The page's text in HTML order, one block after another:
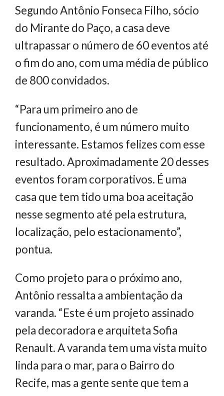
Segundo Antônio Fonseca Filho, sócio
do Mirante do Paço, a casa deve
ultrapassar o número de 60 eventos até
o fim do ano, com uma média de público
de 800 convidados.
“Para um primeiro ano de
funcionamento, é um número muito
interessante. Estamos felizes com esse
resultado. Aproximadamente 20 desses
eventos foram corporativos. É uma
casa que tem tido uma boa aceitação
nesse segmento até pela estrutura,
localização, pelo estacionamento”,
pontua.
Como projeto para o próximo ano,
Antônio ressalta a ambientação da
varanda. “Este é um projeto assinado
pela decoradora e arquiteta Sofia
Renault. A varanda tem uma vista muito
linda para o mar, para o Bairro do
Recife, mas a gente sente que tem a